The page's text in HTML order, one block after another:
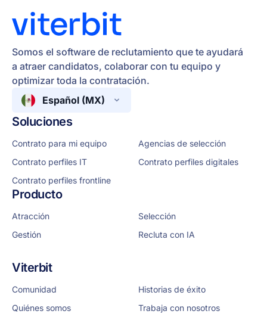
Somos el software de reclutamiento que te ayudará
a atraer candidatos, colaborar con tu equipo y
optimizar toda la contratación.
Español (MX)
Soluciones
Contrato para mi equipo
Agencias de selección
Contrato perfiles IT
Contrato perfiles digitales
Contrato perfiles frontline
Producto
Atracción
Selección
Gestión
Recluta con IA
Viterbit
Comunidad
Historias de éxito
Quiénes somos
Trabaja con nosotros